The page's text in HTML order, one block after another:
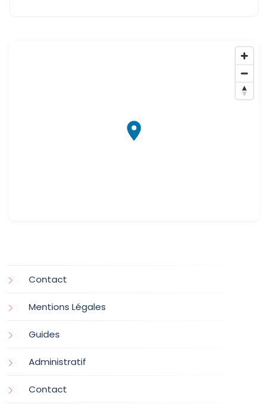
Contact
Mentions Légales
Guides
Administratif
Contact